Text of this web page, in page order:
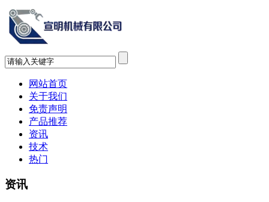
网站首页
关于我们
免责声明
产品推荐
资讯
技术
热门
资讯